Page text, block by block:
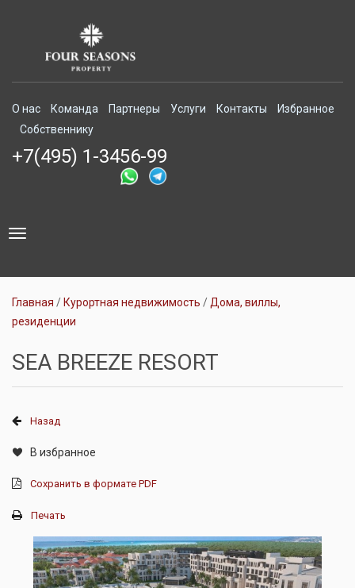
О нас Команда Партнеры Услуги Контакты
Избранное
Собственнику
+7(495) 1-3456-99
Toggle
Главная Курортная недвижимость
Дома, виллы,
резиденции
SEA BREEZE RESORT
Назад
В избранное
Сохранить в формате PDF
Печать